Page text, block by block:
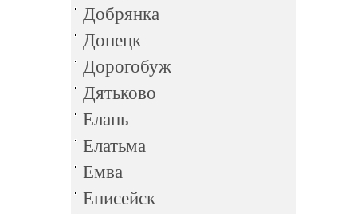
Добрянка
Донецк
Дорогобуж
Дятьково
Елань
Елатьма
Емва
Енисейск